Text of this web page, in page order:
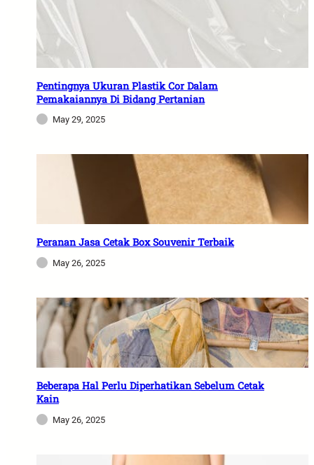
Pentingnya Ukuran Plastik Cor Dalam
Pemakaiannya Di Bidang Pertanian
May 29, 2025
Peranan Jasa Cetak Box Souvenir Terbaik
May 26, 2025
Beberapa Hal Perlu Diperhatikan Sebelum Cetak
Kain
May 26, 2025